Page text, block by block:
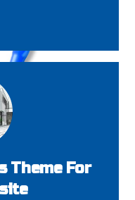
Theme For